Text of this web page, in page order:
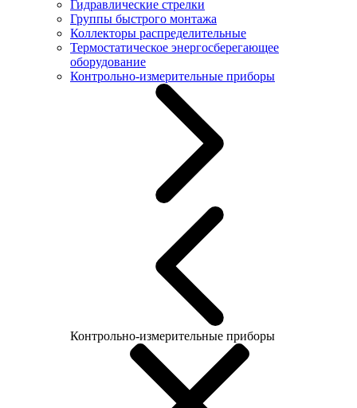
Гидравлические стрелки
Группы быстрого монтажа
Коллекторы распределительные
Термостатическое энергосберегающее
оборудование
Контрольно-измерительные приборы
Контрольно-измерительные приборы